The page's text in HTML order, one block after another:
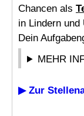
Chancen als
in Lindern und
Dein
MEHR
▶ Zur